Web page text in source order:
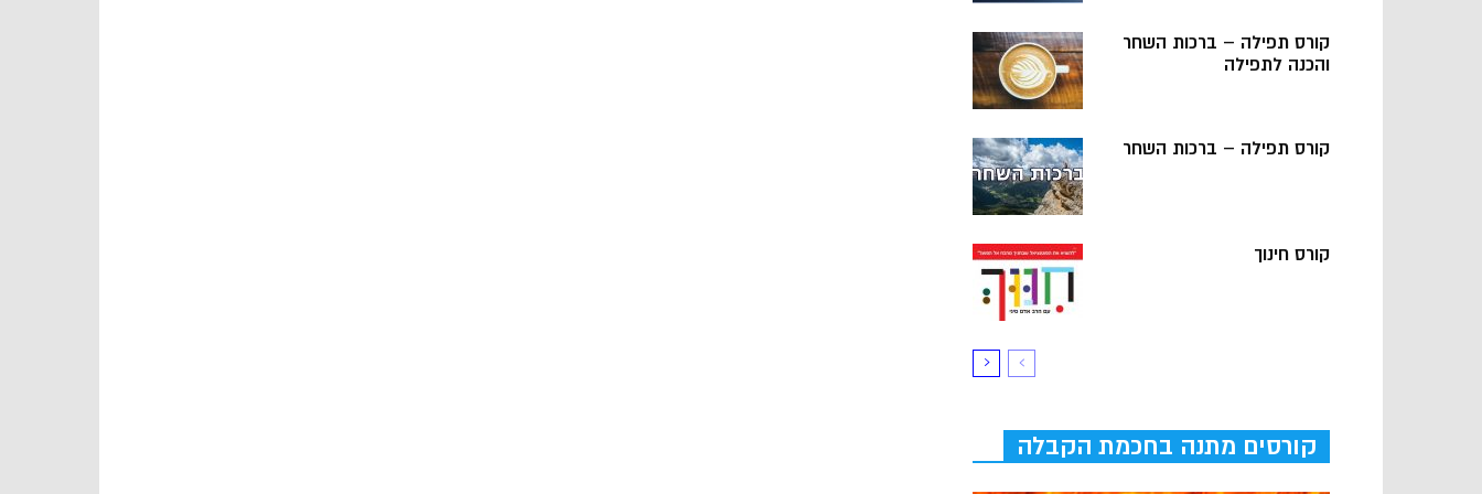
קורס תפילה – ברכות השחר
והכנה לתפילה
קורס תפילה – ברכות השחר
קורס חינוך
קורסים מתנה בחכמת הקבלה